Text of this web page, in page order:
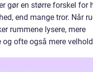
gør en større forskel for
end mange tror. Når
rummene lysere, mere
ofte også mere